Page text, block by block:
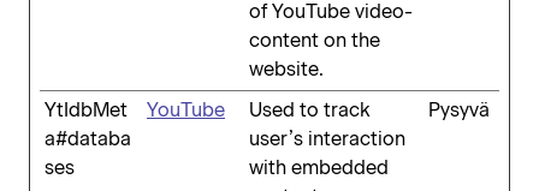
of YouTube video-
content on the
website.
YtIdbMet
a#databa
ses
YouTube
Used to track
user’s interaction
with embedded
Pysyvä